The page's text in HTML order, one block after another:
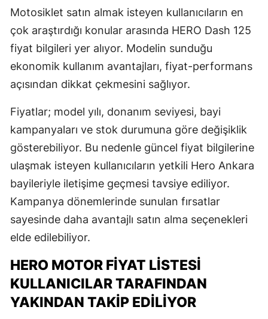
Motosiklet satın almak isteyen kullanıcıların en
çok araştırdığı konular arasında HERO Dash 125
fiyat bilgileri yer alıyor. Modelin sunduğu
ekonomik kullanım avantajları, fiyat-performans
açısından dikkat çekmesini sağlıyor.
Fiyatlar; model yılı, donanım seviyesi, bayi
kampanyaları ve stok durumuna göre değişiklik
gösterebiliyor. Bu nedenle güncel fiyat bilgilerine
ulaşmak isteyen kullanıcıların yetkili Hero Ankara
bayileriyle iletişime geçmesi tavsiye ediliyor.
Kampanya dönemlerinde sunulan fırsatlar
sayesinde daha avantajlı satın alma seçenekleri
elde edilebiliyor.
HERO MOTOR FIYAT LISTESI
KULLANICILAR TARAFINDAN
YAKINDAN TAKIP EDILIYOR